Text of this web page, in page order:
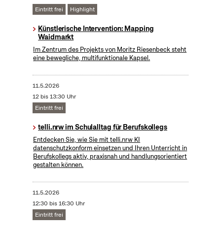
Eintritt frei Highlight
Künstlerische Intervention: Mapping
Waidmarkt
Im Zentrum des Projekts von Moritz Riesenbeck steht
eine bewegliche, multifunktionale Kapsel.
11.5.2026
12 bis 13:30 Uhr
Eintritt frei
telli.nrw im Schulalltag für Berufskollegs
Entdecken Sie, wie Sie mit telli.nrw KI
datenschutzkonform einsetzen und Ihren Unterricht in
Berufskollegs aktiv, praxisnah und handlungsorientiert
gestalten können.
11.5.2026
12:30 bis 16:30 Uhr
Eintritt frei